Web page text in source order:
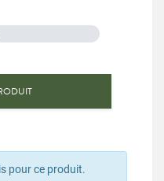
pour ce produit.